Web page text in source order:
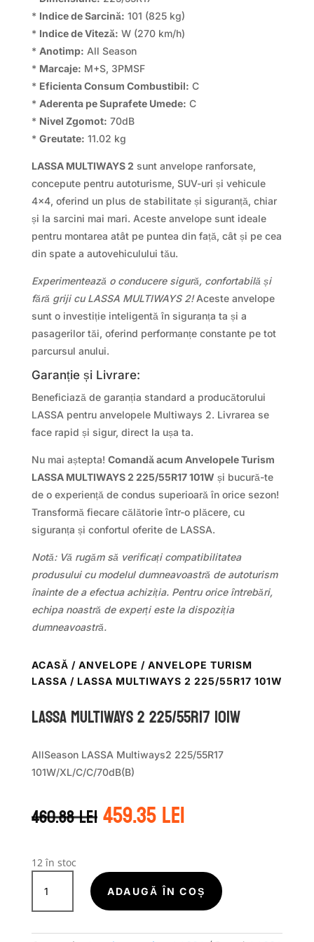
* Indice de Sarcină: 101 (825 kg)
* Indice de Viteză: W (270 km/h)
* Anotimp: All Season
* Marcaje: M+S, 3PMSF
* Eficienta Consum Combustibil: C
* Aderenta pe Suprafete Umede: C
* Nivel Zgomot: 70dB
* Greutate: 11.02 kg
LASSA MULTIWAYS 2 sunt anvelope ranforsate,
concepute pentru autoturisme, SUV-uri și vehicule
4×4, oferind un plus de stabilitate și siguranță, chiar
și la sarcini mai mari. Aceste anvelope sunt ideale
pentru montarea atât pe puntea din față, cât și pe cea
din spate a autovehiculului tău.
Experimentează o conducere sigură, confortabilă și
fără griji cu LASSA MULTIWAYS 2!Aceste anvelope
sunt o investiție inteligentă în siguranța ta și a
pasagerilor tăi, oferind performanțe constante pe tot
parcursul anului.
Garanție și Livrare:
Beneficiază de garanția standard a producătorului
LASSA pentru anvelopele Multiways 2. Livrarea se
face rapid și sigur, direct la ușa ta.
Nu mai aștepta! Comandă acum Anvelopele Turism
LASSA MULTIWAYS 2 225/55R17 101W și bucură-te
de o experiență de condus superioară în orice sezon!
Transformă fiecare călătorie într-o plăcere, cu
siguranța și confortul oferite de LASSA.
Notă: Vă rugăm să verificați compatibilitatea
produsului cu modelul dumneavoastră de autoturism
înainte de a efectua achiziția. Pentru orice întrebări,
echipa noastră de experți este la dispoziția
dumneavoastră.
ACASĂ / ANVELOPE / ANVELOPE TURISM
LASSA / LASSA MULTIWAYS 2 225/55R17 101W
LASSA MULTIWAYS 2 225/55R17 101W
AllSeason LASSA Multiways2 225/55R17
101W/XL/C/C/70dB(B)
460.88leiPrețul
inițial
460.88 lei.
459.35leiPrețul
curent
12 în stoc
Cantitate
LASSA
MULTIWAYS
ADAUGĂ ÎN COȘ